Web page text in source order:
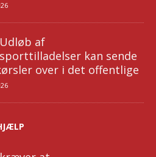
af
kan sende
over i det offentlige